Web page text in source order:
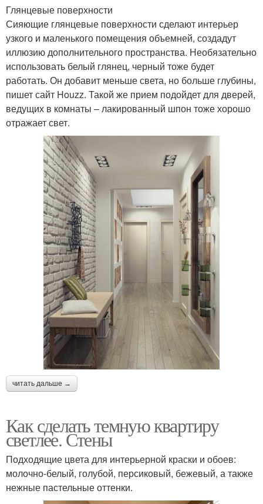
Глянцевые поверхности
Сияющие глянцевые поверхности сделают интерьер
узкого и маленького помещения объемней, создадут
иллюзию дополнительного пространства. Необязательно
использовать белый глянец, черный тоже будет
работать. Он добавит меньше света, но больше глубины,
пишет сайт Houzz. Такой же прием подойдет для дверей,
ведущих в комнаты – лакированный шпон тоже хорошо
отражает свет.
читать дальше →
Как сделать темную квартиру
светлее. Стены
Подходящие цвета для интерьерной краски и обоев:
молочно-белый, голубой, персиковый, бежевый, а также
нежные пастельные оттенки.